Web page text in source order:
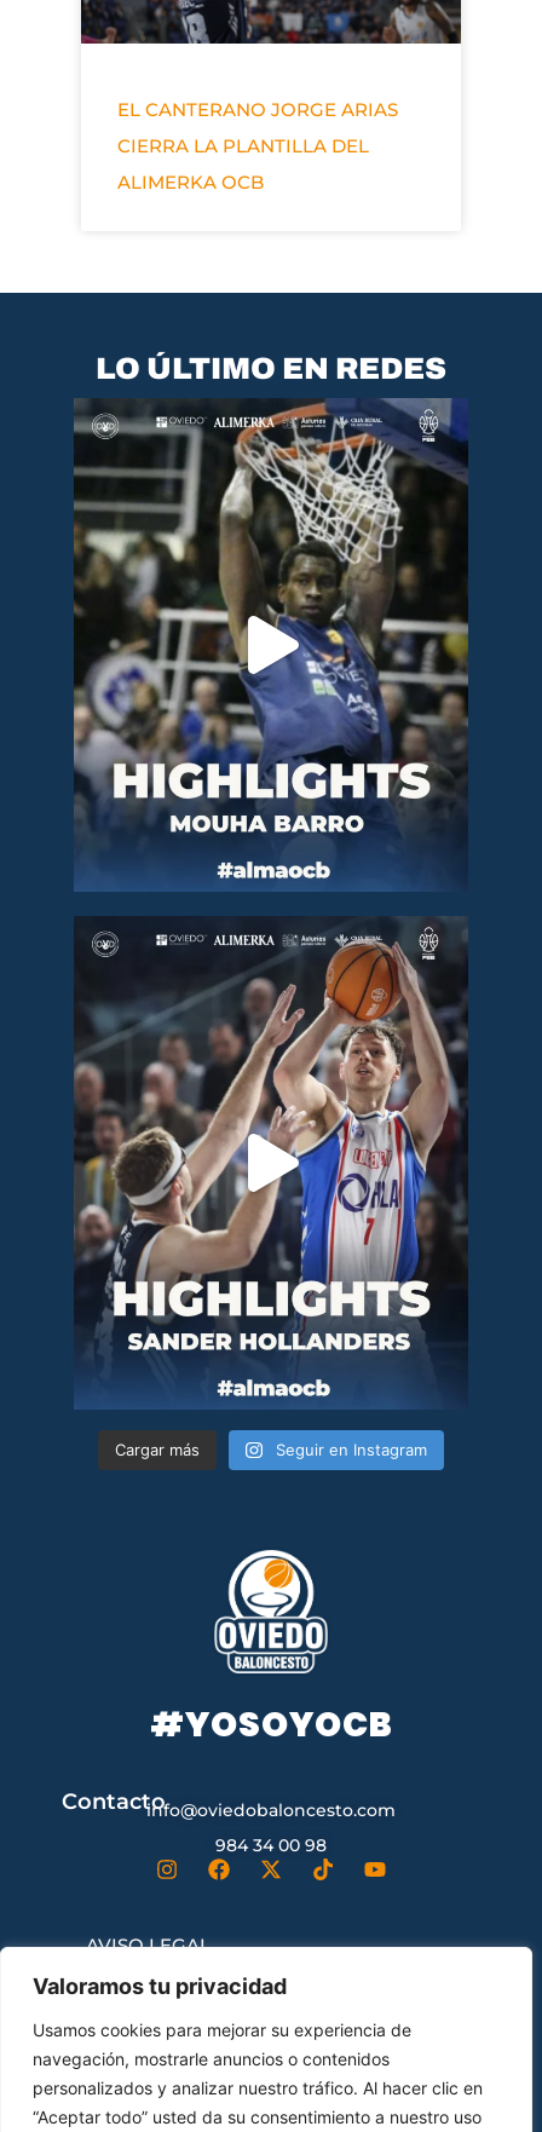
Valoramos tu privacidad
Usamos cookies para mejorar su experiencia de
navegación, mostrarle anuncios o contenidos
personalizados y analizar nuestro tráfico. Al hacer clic en
“Aceptar todo” usted da su consentimiento a nuestro uso
EL CANTERANO JORGE ARIAS
CIERRA LA PLANTILLA DEL
ALIMERKA OCB
LO ÚLTIMO EN REDES
Cargar más Seguir en Instagram
#YOSOYOCB
Contactoinfo@oviedobaloncesto.com
984 34 00 98
AVISO LEGAL
CONTRATACIÓN
ENVÍOS Y DEVOLUCIONES